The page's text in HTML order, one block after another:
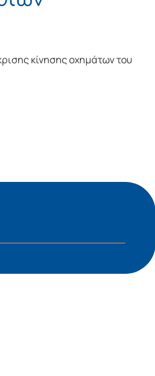
κίνησης οχημάτων του